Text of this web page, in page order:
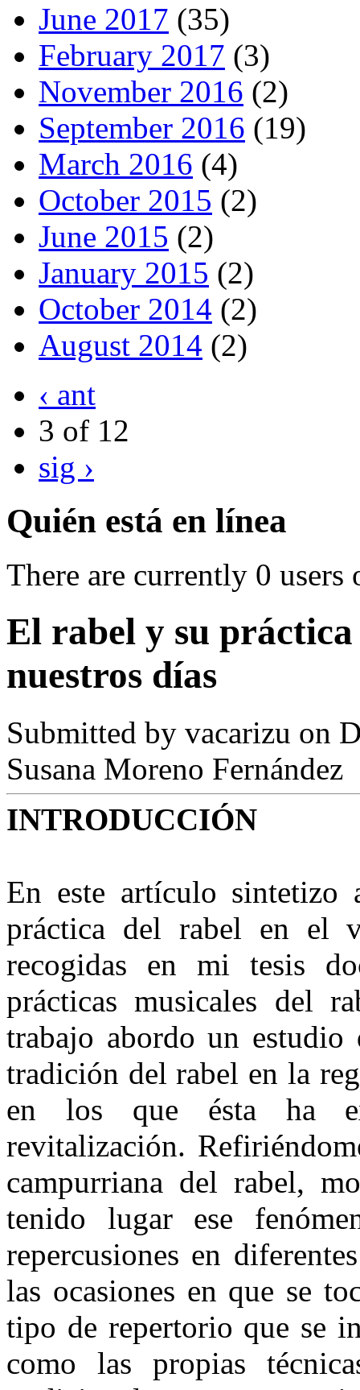
June 2017 (35)
February 2017 (3)
November 2016 (2)
September 2016 (19)
March 2016 (4)
October 2015 (2)
June 2015 (2)
January 2015 (2)
October 2014 (2)
August 2014 (2)
‹ ant
3 of 12
sig ›
Quién está en línea
There are currently 0 users
El rabel y su
nuestros días
Submitted by vacarizu on
Susana Moreno Fernández
INTRODUCCIÓN
En este artículo sintetizo
práctica del rabel en el
recogidas en mi tesis
prácticas musicales del
trabajo abordo un estudio
tradición del rabel en la
en los que ésta ha
revitalización.
campurriana del ra­bel,
tenido lugar ese
repercusiones en
las ocasiones en que se
tipo de repertorio que se
como las propias